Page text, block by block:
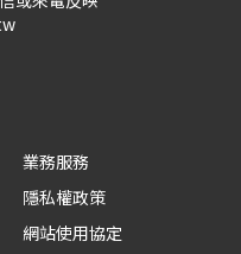
業務服務
隱私權政策
網站使用協定